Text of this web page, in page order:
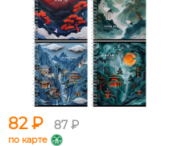
82 ₽ 87 ₽
по карте